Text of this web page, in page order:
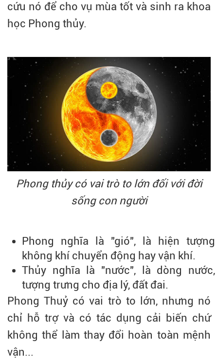
cứu nó để cho vụ mùa tốt và sinh ra khoa
học Phong thủy.
Phong thủy có vai trò to lớn đối với đời
sống con người
Phong nghĩa là "gió", là hiện tượng
không khí chuyển động hay vận khí.
Thủy nghĩa là "nước", là dòng nước,
tượng trưng cho địa lý, đất đai.
Phong Thuỷ có vai trò to lớn, nhưng nó
chỉ hỗ trợ và có tác dụng cải biến chứ
không thể làm thay đổi hoàn toàn mệnh
vận...